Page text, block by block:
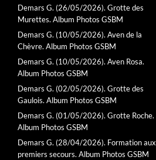
Demars G. (26/05/2026). Grotte des
Murettes. Album Photos GSBM
Demars G. (10/05/2026). Aven de la
Chèvre. Album Photos GSBM
Demars G. (10/05/2026). Aven Rosa.
Album Photos GSBM
Demars G. (02/05/2026). Grotte des
Gaulois. Album Photos GSBM
Demars G. (01/05/2026). Grotte Roche.
Album Photos GSBM
Demars G. (28/04/2026). Formation aux
premiers secours. Album Photos GSBM